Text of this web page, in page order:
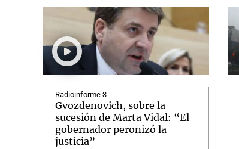
Radioinforme 3
Gvozdenovich, sobre la
sucesión de Marta Vidal: “El
gobernador peronizó la
justicia”
Notas